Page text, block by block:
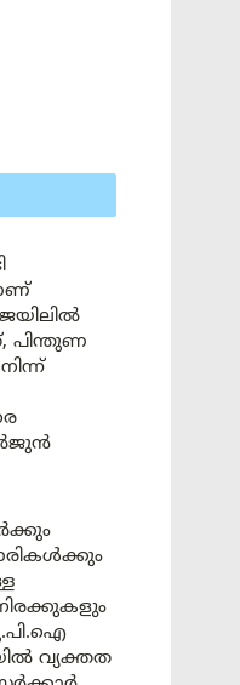
പിന്തുണ
വ്യക്തത